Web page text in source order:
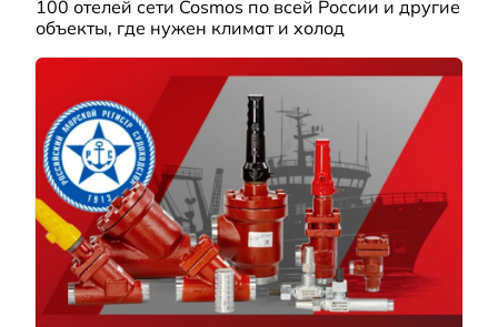
100 отелей сети Cosmos по всей России и другие
объекты, где нужен климат и холод